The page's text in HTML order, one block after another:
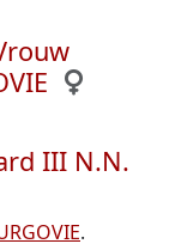
III N.N.
.